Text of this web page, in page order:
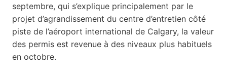
septembre, qui s’explique principalement par le
projet d’agrandissement du centre d’entretien côté
piste de l’aéroport international de Calgary, la valeur
des permis est revenue à des niveaux plus habituels
en octobre.